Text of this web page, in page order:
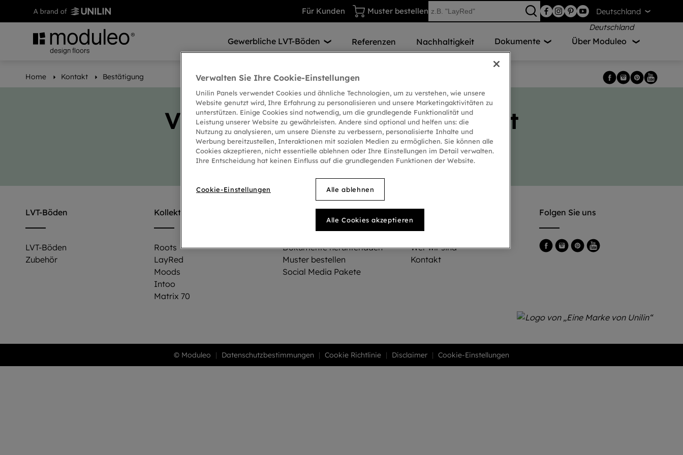
Für Kunden Muster bestellen Deutschland
Gewerbliche LVT-Böden Referenzen Nachhaltigkeit Dokumente Über Moduleo
Home Kontakt Bestätigung
Vielen Dank für Ihre Nachricht
Wir werden Sie so schnell wie möglich kontaktieren.
LVT-Böden
LVT-Böden
Zubehör
Kollektionen
Roots
LayRed
Moods
Intoo
Matrix 70
Dokumente herunterladen
Muster bestellen
Social Media Pakete
Wer wir sind
Kontakt
Folgen Sie uns
© Moduleo Datenschutzbestimmungen Cookie Richtlinie Disclaimer Cookie-Einstellungen
Verwalten Sie Ihre Cookie-Einstellungen
Unilin Panels verwendet Cookies und ähnliche Technologien, um zu verstehen, wie unsere
Website genutzt wird, Ihre Erfahrung zu personalisieren und unsere Marketingaktivitäten zu
unterstützen. Einige Cookies sind notwendig, um die grundlegende Funktionalität und
Leistung unserer Website zu gewährleisten. Andere sind optional und helfen uns: die
Nutzung zu analysieren, um unsere Dienste zu verbessern, personalisierte Inhalte und
Werbung bereitzustellen, Interaktionen mit sozialen Medien zu ermöglichen. Sie können alle
Cookies akzeptieren, nicht essentielle ablehnen oder Ihre Einstellungen im Detail verwalten.
Ihre Entscheidung hat keinen Einfluss auf die grundlegenden Funktionen der Website.
Cookie-Einstellungen Alle ablehnen
Alle Cookies akzeptieren